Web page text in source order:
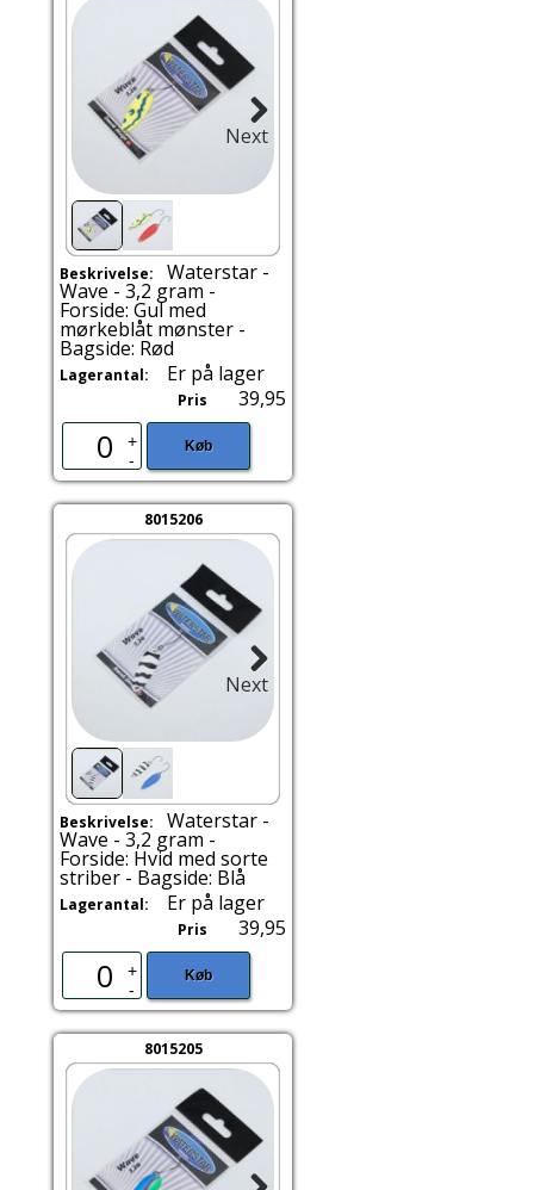
Next
Beskrivelse: Waterstar -
Wave - 3,2 gram -
Forside: Gul med
mørkeblåt mønster -
Bagside: Rød
Lagerantal: Er på lager
Pris 39,95
+
-
Køb
8015206
Next
Beskrivelse: Waterstar -
Wave - 3,2 gram -
Forside: Hvid med sorte
striber - Bagside: Blå
Lagerantal: Er på lager
Pris 39,95
+
-
Køb
8015205